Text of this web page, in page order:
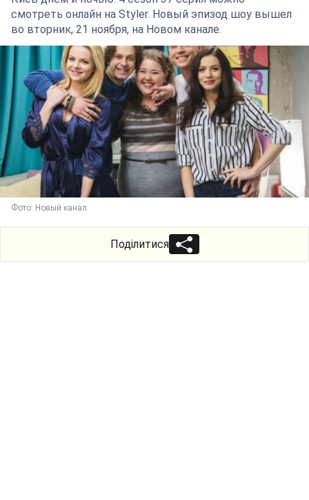
смотреть онлайн на Styler. Новый эпизод шоу вышел
во вторник, 21 ноября, на Новом канале.
Фото: Новый канал
Поділитися